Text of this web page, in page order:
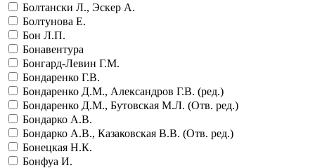
Болтански Л., Эскер А.
Болтунова Е.
Бон Л.П.
Бонавентура
Бонгард-Левин Г.М.
Бондаренко Г.В.
Бондаренко Д.М., Александров Г.В. (ред.)
Бондаренко Д.М., Бутовская М.Л. (Отв. ред.)
Бондарко А.В.
Бондарко А.В., Казаковская В.В. (Отв. ред.)
Бонецкая Н.К.
Бонфуа И.